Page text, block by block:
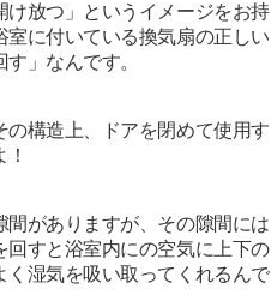
放つ」というイメージをお持
に付いている換気扇の正しい
」なんです。
構造上、ドアを閉めて使用す
がありますが、その隙間には
回すと浴室内にの空気に上下の
湿気を吸い取ってくれるんで